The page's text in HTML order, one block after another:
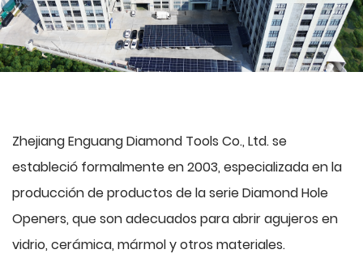
Zhejiang Enguang Diamond Tools Co., Ltd. se
estableció formalmente en 2003, especializada en la
producción de productos de la serie Diamond Hole
Openers, que son adecuados para abrir agujeros en
vidrio, cerámica, mármol y otros materiales.